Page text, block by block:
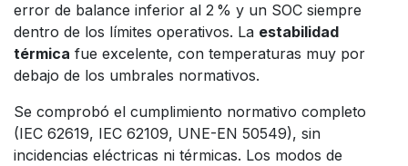
error de balance inferior al 2 % y un SOC siempre
dentro de los límites operativos. La estabilidad
térmica fue excelente, con temperaturas muy por
debajo de los umbrales normativos.
Se comprobó el cumplimiento normativo completo
(IEC 62619, IEC 62109, UNE-EN 50549), sin
incidencias eléctricas ni térmicas. Los modos de